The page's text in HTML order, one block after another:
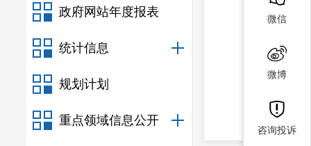
政府网站年度报表
统计信息
规划计划
重点领域信息公开
类型：普
联系地
微信
微博
咨询投诉